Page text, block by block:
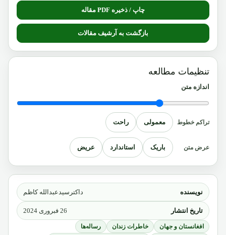
نویسنده داکترسیدعبدالله کاظم
تاریخ انتشار 26 فبروری 2024
افغانستان و جهان خاطرات زندان
رساله‌ها
چاپ / ذخیره PDF مقاله
بازگشت به آرشیف مقالات
تنظیمات مطالعه
اندازه متن
تراکم خطوط معمولی راحت
عرض متن باریک استاندارد عریض